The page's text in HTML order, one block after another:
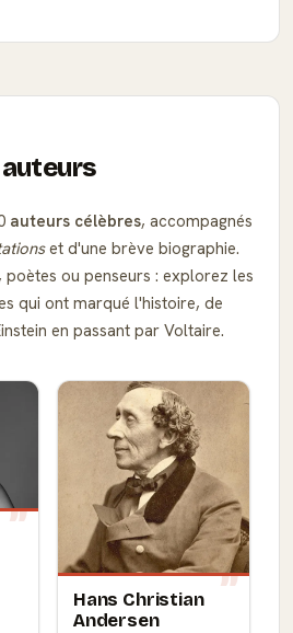
auteurs célèbres, accompagnés
et d'une brève biographie.
poètes ou penseurs : explorez les
qui ont marqué l'histoire, de
en passant par Voltaire.
Hans Christian
Andersen